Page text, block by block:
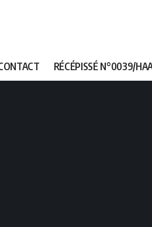
RÉCÉPISSÉ N°0039/